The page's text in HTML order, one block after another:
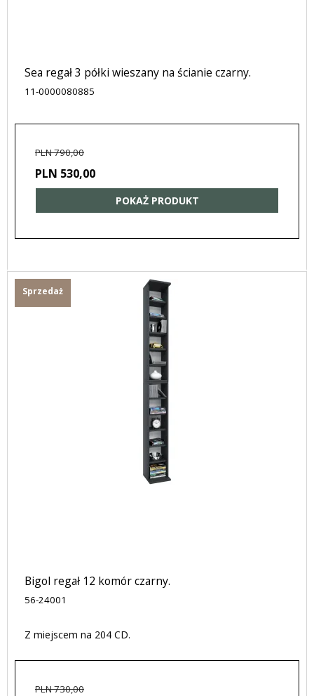
Sea regał 3 półki wieszany na ścianie czarny.
11-0000080885
PLN 790,00
PLN 530,00
POKAŻ PRODUKT
Sprzedaż
Bigol regał 12 komór czarny.
56-24001
Z miejscem na 204 CD.
PLN 730,00